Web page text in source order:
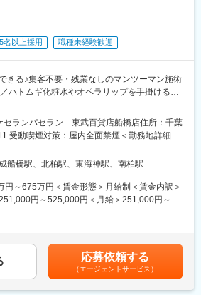
るので、お客様も抵抗なく置いてくれる製
： 先輩社員に同行し、仕事の流れを学びま
慣れてきたら独り立ち。既存のお客様をメイ
に相談しやすい雰囲気です。
きる＞
販売の専門知識を身につけるために、登録販
格手当として給与にも反映されます。
年3回の大型連休あり
5名以上採用 職種未経験歓迎
きる♪集客不要・残業なしのマンツーマン施術
ハトムギ化粧水やオペラリップを手掛けるピ
社】可能な方を対象としております。
エクステンションの施術、メイクアップアド
ンセリング・タッチアップ・製品のご提案を
。【変更の範囲：会社の定める業務】
100％支給、遠方の方には食事付きホテルを
セランパセラン 東武百貨店船橋店住所：千葉
受動喫煙対策：屋内全面禁煙＜勤務地詳細2
柏タカシマヤ店住所：千葉県柏市末広町3-
動喫煙対策：屋内全面禁煙
船橋駅、北柏駅、東海神駅、南柏駅
円～675万円＜賃金形態＞月給制＜賃金内訳＞
円～525,000円＜月給＞251,000円～
績状況による■モデル年収：チーフ（3年目）
返還をしている方は、月最大12,000円が補助
くまでも目安の金額であり、選考を通じて上
ます。月給(月額)は固定手当を含めた表記で
応募依頼する
（エージェントサービス）